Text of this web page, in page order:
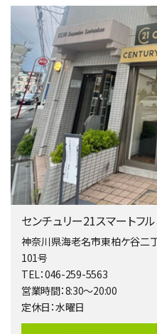
南側道路に面しており日当たり良好
第4位
２０１５年６月築、積水ハウス施工住
第5位
第6位
センチュリー21スマートフ
神奈川県海老名市東柏ケ谷二
101号
TEL：046-259-5563
営業時間：8:30～20:00
定休日：水曜日